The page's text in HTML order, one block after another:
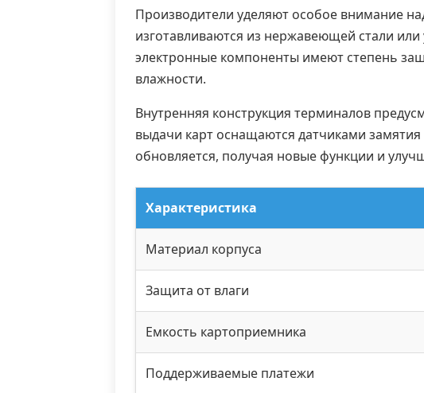
Производители уделяют особое внимание
изготавливаются из нержавеющей стали
электронные компоненты имеют степень
влажности.
Внутренняя конструкция терминалов
выдачи карт оснащаются датчиками
обновляется, получая новые функции и
Характеристика
Материал корпуса
Защита от влаги
Емкость картоприемника
Поддерживаемые платежи